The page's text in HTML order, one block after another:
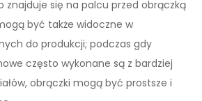
znajduje się na palcu przed obrączką
być także widoczne w
do produkcji; podczas gdy
często wykonane są z bardziej
obrączki mogą być prostsze i